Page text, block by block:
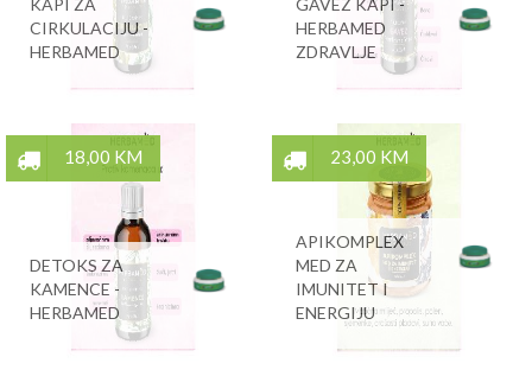
KAPI ZA
CIRKULACIJU -
HERBAMED
GAVEZ KAPI -
HERBAMED
ZDRAVLJE
18,00 KM
DETOKS ZA
KAMENCE -
HERBAMED
23,00 KM
APIKOMPLEX
MED ZA
IMUNITET I
ENERGIJU